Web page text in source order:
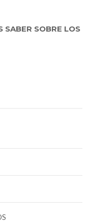
SABER SOBRE LOS